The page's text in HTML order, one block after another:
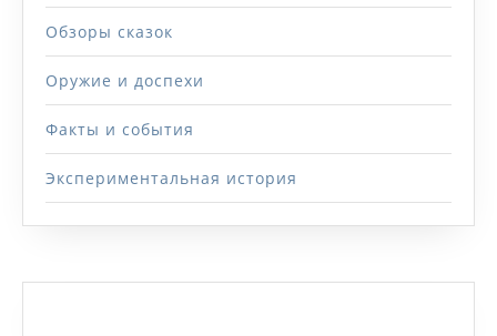
Обзоры сказок
Оружие и доспехи
Факты и события
Экспериментальная история